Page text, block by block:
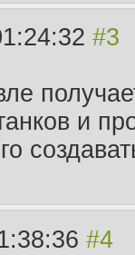
и